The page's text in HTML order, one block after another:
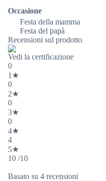
Occasione
Festa della mamma
Festa del papà
Recensioni sul prodotto
Vedi la certificazione
0
1★
0
2★
0
3★
0
4★
4
5★
10 /10
Basato su 4 recensioni